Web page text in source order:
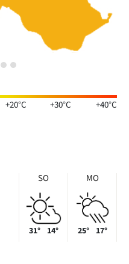
+20°C +30°C +40°C
SO
31° 14°
MO
25° 17°